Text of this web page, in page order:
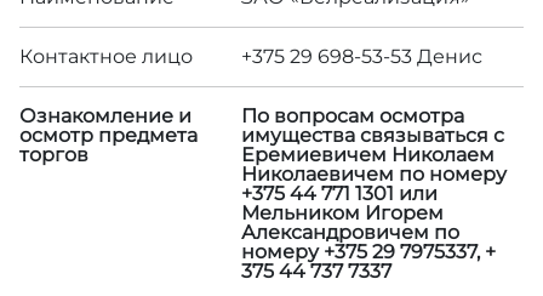
Контактное лицо +375 29 698-53-53 Денис
Ознакомление и
осмотр предмета
торгов
По вопросам осмотра
имущества связываться с
Еремиевичем Николаем
Николаевичем по номеру
+375 44 771 1301 или
Мельником Игорем
Александровичем по
номеру +375 29 7975337, +
375 44 737 7337